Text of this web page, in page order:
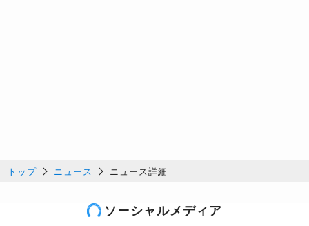
トップ ニュース ニュース詳細
ソーシャルメディア